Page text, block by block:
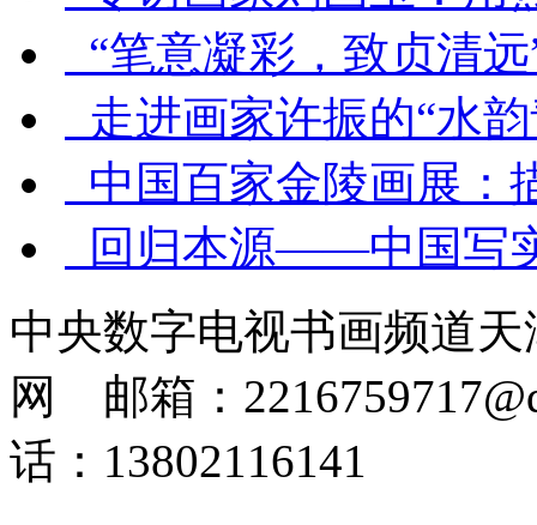
“笔意凝彩，致贞清
走进画家许振的“水
中国百家金陵画展
回归本源——中国写
中央数字电视书画频道
网 邮箱：
话：13802116141